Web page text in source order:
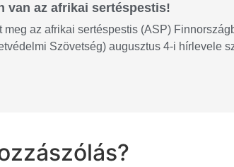
van az afrikai sertéspestis!
az afrikai sertéspestis (ASP)
Szövetség) augusztus 4-i hírlevele